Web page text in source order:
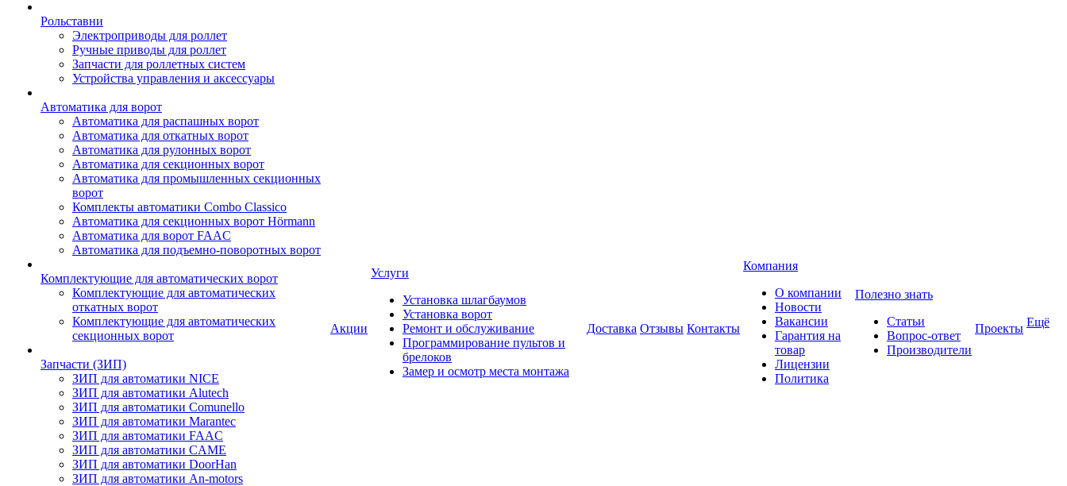
Рольставни
Электроприводы для роллет
Ручные приводы для роллет
Запчасти для роллетных систем
Устройства управления и аксессуары
Автоматика для ворот
Автоматика для распашных ворот
Автоматика для откатных ворот
Автоматика для рулонных ворот
Автоматика для секционных ворот
Автоматика для промышленных секционных
ворот
Комплекты автоматики Combo Classico
Автоматика для секционных ворот Hörmann
Автоматика для ворот FAAC
Автоматика для подъемно-поворотных ворот
Комплектующие для автоматических ворот
Комплектующие для автоматических
откатных ворот
Комплектующие для автоматических
секционных ворот
Запчасти (ЗИП)
ЗИП для автоматики NICE
ЗИП для автоматики Alutech
ЗИП для автоматики Comunello
ЗИП для автоматики Marantec
ЗИП для автоматики FAAC
ЗИП для автоматики CAME
ЗИП для автоматики DoorHan
ЗИП для автоматики An-motors
Акции
Услуги
Установка шлагбаумов
Установка ворот
Ремонт и обслуживание
Программирование пультов и
брелоков
Замер и осмотр места монтажа
Доставка Отзывы Контакты
Компания
О компании
Новости
Вакансии
Гарантия на
товар
Лицензии
Политика
Полезно знать
Статьи
Вопрос-ответ
Производители
Проекты Ещё